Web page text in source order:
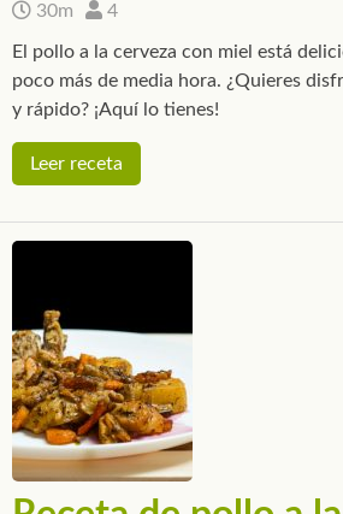
30m 4
El pollo a la cerveza con miel está
poco más de media hora. ¿Quieres
y rápido? ¡Aquí lo tienes!
Leer receta